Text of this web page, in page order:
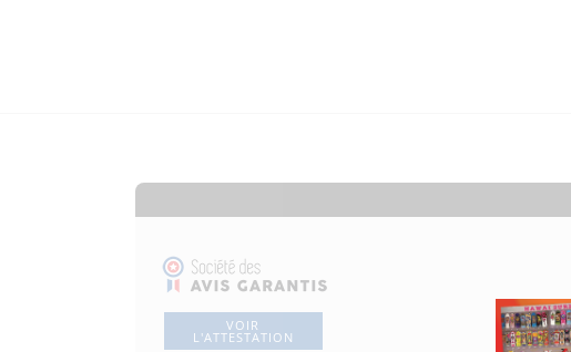
VOIR
L'ATTESTATION